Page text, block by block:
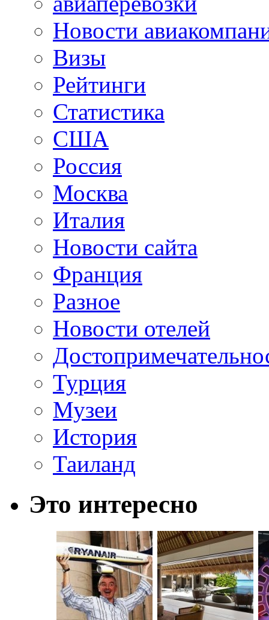
Новости
Визы
Рейтинги
Статистика
США
Россия
Москва
Италия
Новости сайта
Франция
Разное
Новости отелей
Турция
Музеи
История
Таиланд
Это интересно